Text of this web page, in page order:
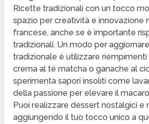
Ricette tradizionali con un tocco
spazio per creatività e innovazione
francese, anche se è importante
tradizionali. Un modo per
tradizionale è utilizzare
crema al tè matcha o ganache al
sperimenta sapori insoliti come
della passione per elevare il
Puoi realizzare dessert nostalgici e
aggiungendo il tuo tocco unico a